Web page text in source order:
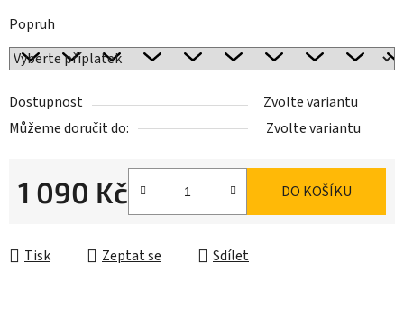
Popruh
Dostupnost
Zvolte variantu
Můžeme doručit do:
Zvolte variantu
1 090 Kč DO KOŠÍKU
Tisk Zeptat se Sdílet